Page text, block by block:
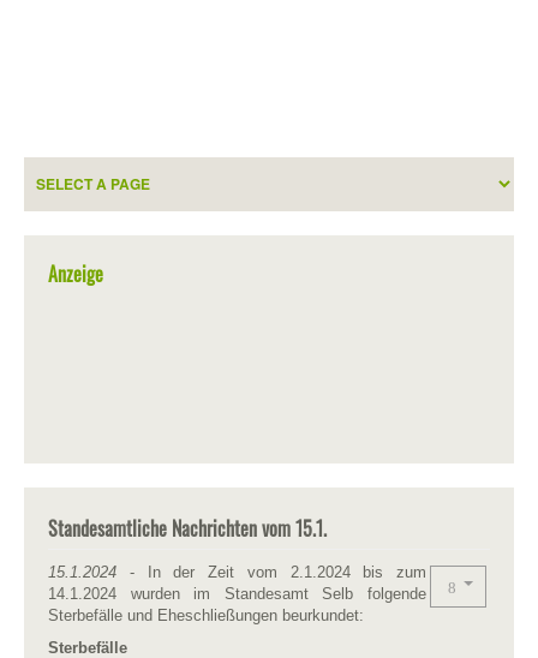
Anzeige
Standesamtliche Nachrichten vom 15.1.
15.1.2024 - In der Zeit vom 2.1.2024 bis zum
14.1.2024 wurden im Standesamt Selb folgende
Sterbefälle und Eheschließungen beurkundet:
Sterbefälle